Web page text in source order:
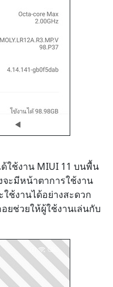
ด้ใช้งาน MIUI 11 บนพื้น
ะมีหน้าตาการใช้งาน
ช้งานได้อย่างสะดวก
ยช่วยให้ผู้ใช้งานเล่นกับ